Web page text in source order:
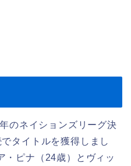
のネイションズリーグ決
タイトルを獲得しまし
・ピナ（24歳）とヴィッ